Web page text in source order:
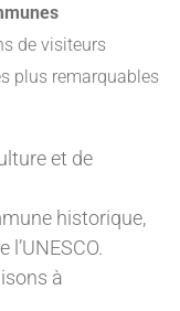
de visiteurs
plus remarquables
et de
historique,
à